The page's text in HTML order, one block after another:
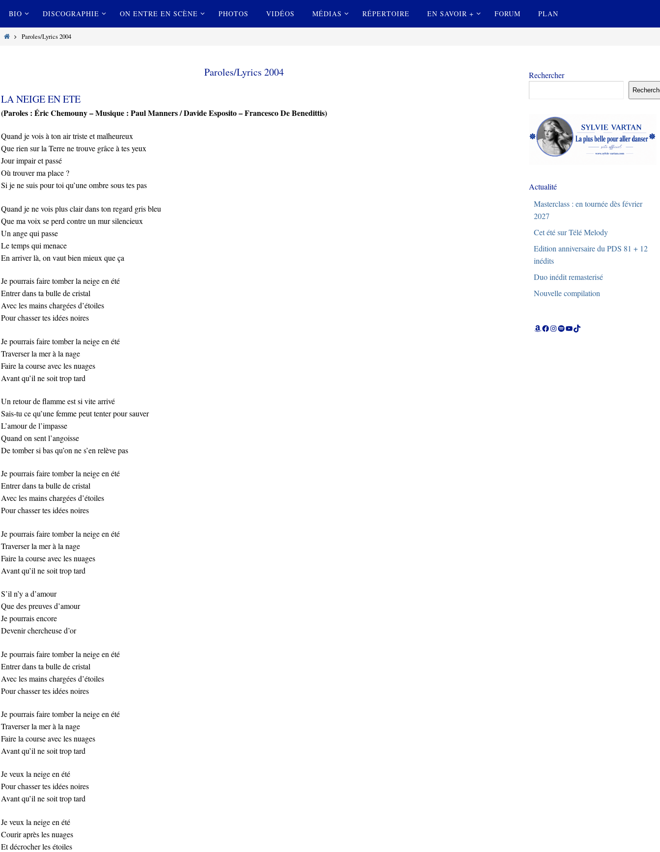
vers
le
vers
le
contenu
BIO DISCOGRAPHIE ON ENTRE EN SCÈNE PHOTOS VIDÉOS MÉDIAS RÉPERTOIRE EN SAVOIR + FORUM PLAN
HomeParoles/Lyrics 2004
Paroles/Lyrics 2004
LA NEIGE EN ETE
(Paroles : Éric Chemouny – Musique : Paul Manners / Davide Esposito – Francesco De Benedittis)
Quand je vois à ton air triste et malheureux
Que rien sur la Terre ne trouve grâce à tes yeux
Jour impair et passé
Où trouver ma place ?
Si je ne suis pour toi qu’une ombre sous tes pas
Quand je ne vois plus clair dans ton regard gris bleu
Que ma voix se perd contre un mur silencieux
Un ange qui passe
Le temps qui menace
En arriver là, on vaut bien mieux que ça
Je pourrais faire tomber la neige en été
Entrer dans ta bulle de cristal
Avec les mains chargées d’étoiles
Pour chasser tes idées noires
Je pourrais faire tomber la neige en été
Traverser la mer à la nage
Faire la course avec les nuages
Avant qu’il ne soit trop tard
Un retour de flamme est si vite arrivé
Sais-tu ce qu’une femme peut tenter pour sauver
L’amour de l’impasse
Quand on sent l’angoisse
De tomber si bas qu’on ne s’en relève pas
Je pourrais faire tomber la neige en été
Entrer dans ta bulle de cristal
Avec les mains chargées d’étoiles
Pour chasser tes idées noires
Je pourrais faire tomber la neige en été
Traverser la mer à la nage
Faire la course avec les nuages
Avant qu’il ne soit trop tard
S’il n’y a d’amour
Que des preuves d’amour
Je pourrais encore
Devenir chercheuse d’or
Je pourrais faire tomber la neige en été
Entrer dans ta bulle de cristal
Avec les mains chargées d’étoiles
Pour chasser tes idées noires
Je pourrais faire tomber la neige en été
Traverser la mer à la nage
Faire la course avec les nuages
Avant qu’il ne soit trop tard
Je veux la neige en été
Pour chasser tes idées noires
Avant qu’il ne soit trop tard
Je veux la neige en été
Courir après les nuages
Et décrocher les étoiles
Rechercher
Actualité
Masterclass : en tournée dès février
2027
Cet été sur Télé Melody
Edition anniversaire du PDS 81 + 12
inédits
Duo inédit remasterisé
Nouvelle compilation
Amazon
Facebook
Instagram
Spotify
YouTube
TikTok